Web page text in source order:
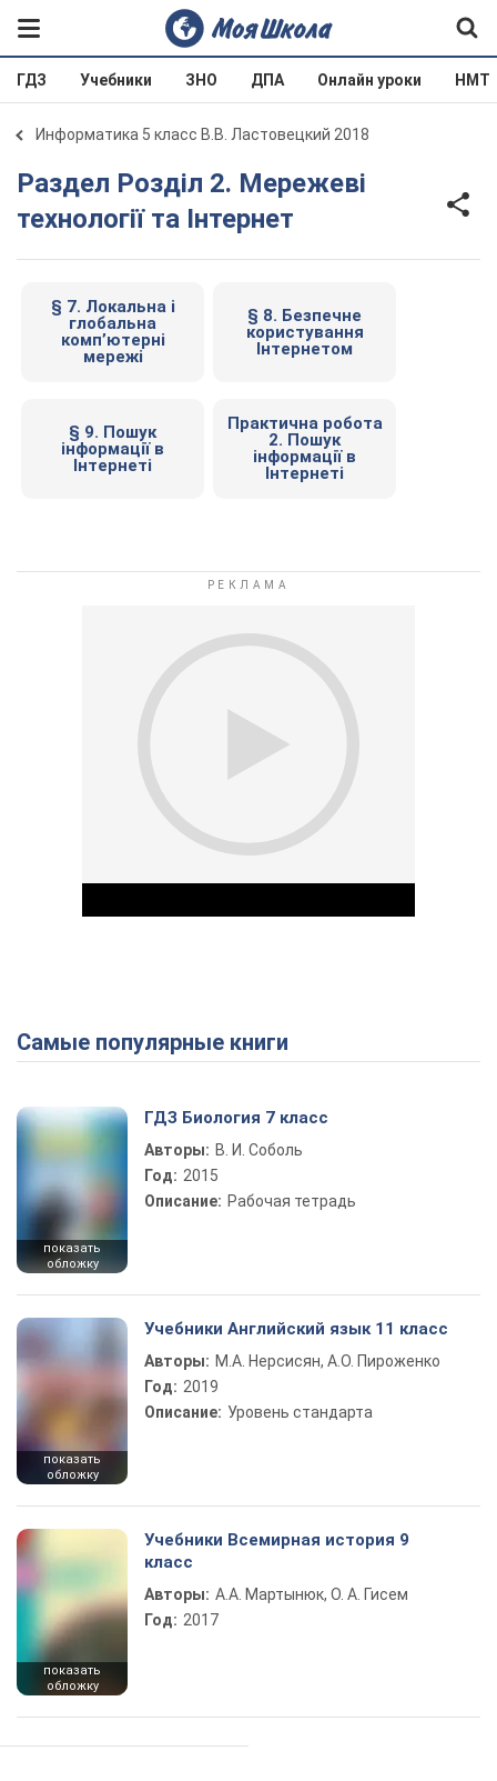
ГДЗ Учебники ЗНО ДПА Онлайн уроки НМТ
Информатика 5 класс В.В. Ластовецкий 2018
Раздел Розділ 2. Мережеві
технології та Інтернет
§ 7. Локальна і
глобальна
комп’ютерні
мережі
§ 8. Безпечне
користування
Інтернетом
§ 9. Пошук
інформації в
Інтернеті
Практична робота
2. Пошук
інформації в
Інтернеті
Play Video
Самые популярные книги
показать
обложку
ГДЗ Биология 7 класс
Авторы: В. И. Соболь
Год: 2015
Описание: Рабочая тетрадь
показать
обложку
Учебники Английский язык 11 класс
Авторы: М.А. Нерсисян, А.О. Пироженко
Год: 2019
Описание: Уровень стандарта
показать
обложку
Учебники Всемирная история 9
класс
Авторы: А.А. Мартынюк, О. А. Гисем
Год: 2017